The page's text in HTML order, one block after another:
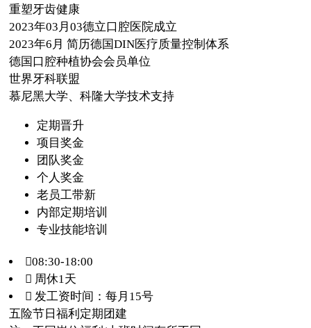
重塑牙齿健康
2023年03月03德立口腔医院成立
2023年6月 简历德国DIN医疗质量控制体系
德国口腔种植协会会员单位
世界牙科联盟
慕尼黑大学、科隆大学技术支持
定期晋升
项目奖金
团队奖金
个人奖金
老员工带新
内部定期培训
专业技能培训
08:30-18:00
 周休1天
 发工资时间：每月15号
五险节日福利 定期团建